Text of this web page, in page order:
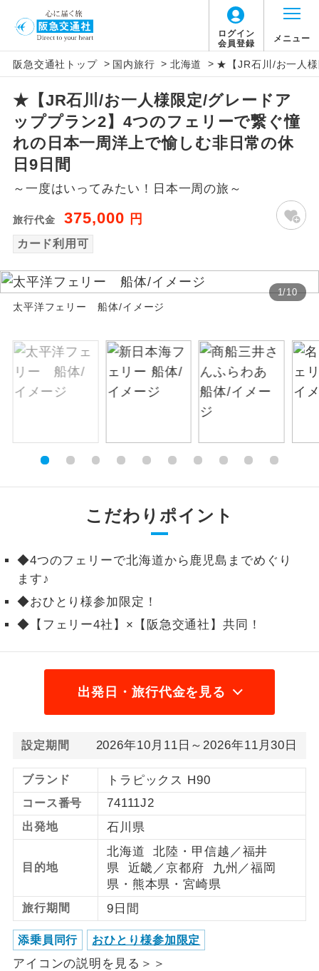
ログイン
会員登録
メニュー
阪急交通社トップ > 国内旅行 > 北海道 > ★【JR石川/お一人様
★【JR石川/お一人様限定/グレードア
ッププラン2】4つのフェリーで繋ぐ憧
れの日本一周洋上で愉しむ非日常の休
日9日間
～一度はいってみたい！日本一周の旅～
旅行代金 375,000 円
カード利用可
1/10
太平洋フェリー 船体/イメージ
こだわりポイント
◆4つのフェリーで北海道から鹿児島までめぐり
ます♪
◆おひとり様参加限定！
◆【フェリー4社】×【阪急交通社】共同！
出発日・旅行代金を見る
設定期間 2026年10月11日～2026年11月30日
ブランド トラピックス H90
コース番号 74111J2
出発地 石川県
目的地
北海道 北陸・甲信越／福井
県 近畿／京都府 九州／福岡
県・熊本県・宮崎県
旅行期間 9日間
添乗員同行 おひとり様参加限定
アイコンの説明を見る＞＞
アイコン 説明
添乗員同行
往路出発空港（駅）から復路到着空港
（駅）まで同行します。
現地添乗員同
行
バスガイド乗
務
バスガイドが乗務し、車内での観光案内
があります。
世界遺産
ユネスコに登録されている文化遺産や自
然遺産を訪ねるコースです。
絶景 絶景スポットに立ち寄るコースです。
温泉 温泉地にも宿泊するコースです。
全食事付き
全てのお食事が付いていますので、お食
事の心配はいりません。（機内食を除
お部屋食
お部屋にてゆっくりとお召し上がりいた
ホン
をじっくり聞くことができます。
1名様催行
2名様催行
おひとり様参
加限定
スです。
1名様1室同代
金
1名様1室利用でも追加料金がかからない
コースです。
ご夫婦限定
ご夫婦限定でご参加いただけるコースで
す。
女性限定
女性限定でご参加いただけるコースで
す。
年齢制限あり
ご参加にあたり年齢に制限があるコース
です。